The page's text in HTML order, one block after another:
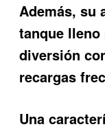
Además, su
tanque lleno
diversión
recargas
Una